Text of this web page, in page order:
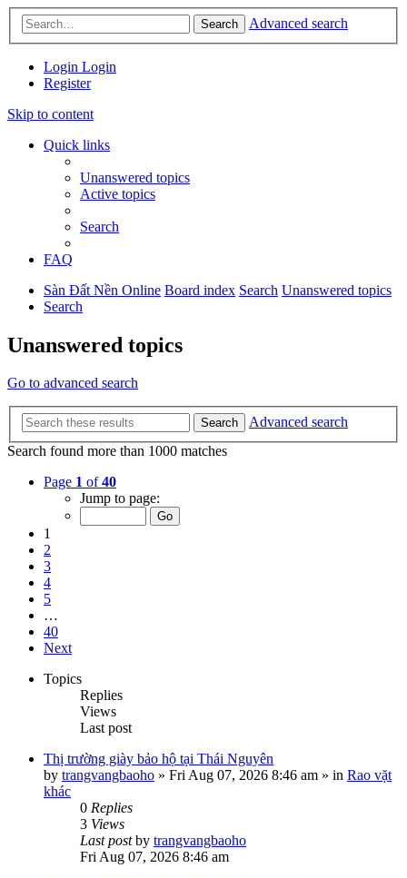
Search Advanced search
Login Login
Register
Skip to content
Quick links
Unanswered topics
Active topics
Search
FAQ
Sàn Đất Nền Online Board index Search Unanswered topics
Search
Unanswered topics
Go to advanced search
Search
Advanced search
Search found more than 1000 matches
Page 1 of40
Jump to page:
1
2
3
4
5
…
40
Next
Topics
Replies
Views
Last post
Thị trường giày bảo hộ tại Thái Nguyên
by trangvangbaoho » Fri Aug 07, 2026 8:46 am » in Rao vặt
khác
0 Replies
3 Views
Last postby trangvangbaoho
Fri Aug 07, 2026 8:46 am